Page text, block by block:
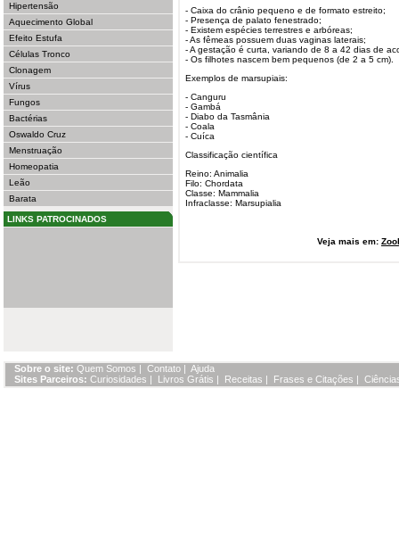
Hipertensão
Aquecimento Global
Efeito Estufa
Células Tronco
Clonagem
Vírus
Fungos
Bactérias
Oswaldo Cruz
Menstruação
Homeopatia
Leão
Barata
LINKS PATROCINADOS
- Caixa do crânio pequeno e de formato estreito;
- Presença de palato fenestrado;
- Existem espécies terrestres e arbóreas;
- As fêmeas possuem duas vaginas laterais;
- A gestação é curta, variando de 8 a 42 dias de
- Os filhotes nascem bem pequenos (de 2 a 5 cm).
Exemplos de marsupiais:
- Canguru
- Gambá
- Diabo da Tasmânia
- Coala
- Cuíca
Classificação científica
Reino: Animalia
Filo: Chordata
Classe: Mammalia
Infraclasse: Marsupialia
Veja mais em:
Sobre o site: Quem Somos | Contato | Ajuda
Sites Parceiros: Curiosidades | Livros Grátis | Receitas | Frases e Citações |